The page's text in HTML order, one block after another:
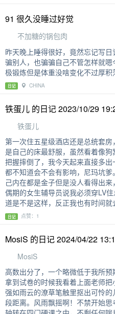
91 很久没睡过好觉
不加糖的锅包肉
昨天晚上睡得很好，竟然忘记写
骗别人，也骗骗自己不管怎样就
极锻炼但是体重没啥变化不过厚
日记 CHINA
铁蛋儿 的日记 2023/10/29
铁蛋儿
第一次住五星级酒店还是总统套
是自己的床最舒服，虽然看着像
把握摔倒了，我今天起来直接多
都不知道会不会有影响，尼玛坑
己内在都是金子但是没人看得出
偶期的女生辅导员说我必须穿LV
道是不是这样，反正我也有时间就
日记 点赞：1
MosiS 的日记 2024/04/22
MosiS
高数出分了，一个略微低于我所预
拿到试卷的时候我看着上面老师
强如雨云的潦草笔触里抠出可怜
段距离。风雨飘摇啊！不禁开始